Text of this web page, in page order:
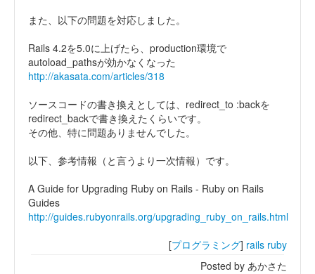
また、以下の問題を対応しました。
Rails 4.2を5.0に上げたら、production環境で
autoload_pathsが効かなくなった
http://akasata.com/articles/318
ソースコードの書き換えとしては、redirect_to :backを
redirect_backで書き換えたくらいです。
その他、特に問題ありませんでした。
以下、参考情報（と言うより一次情報）です。
A Guide for Upgrading Ruby on Rails - Ruby on Rails
Guides
http://guides.rubyonrails.org/upgrading_ruby_on_rails.html
[プログラミング] rails ruby
Posted by あかさた